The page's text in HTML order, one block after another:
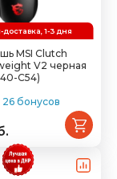
1-3 дня
MSI Clutch
V2 черная
C54)
бонусов